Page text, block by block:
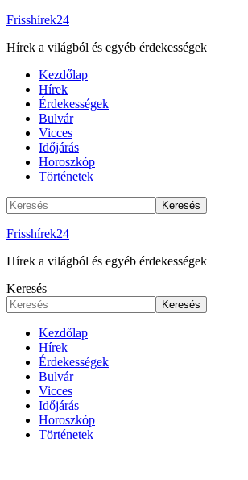
Frisshírek24
Hírek a világból és egyéb érdekességek
Kezdőlap
Hírek
Érdekességek
Bulvár
Vicces
Időjárás
Horoszkóp
Történetek
Frisshírek24
Hírek a világból és egyéb érdekességek
Keresés
Kezdőlap
Hírek
Érdekességek
Bulvár
Vicces
Időjárás
Horoszkóp
Történetek